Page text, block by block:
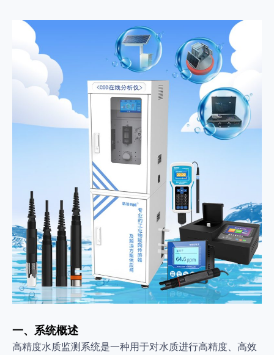
一、系统概述
高精度水质监测系统是一种用于对水质进行高精度、高效